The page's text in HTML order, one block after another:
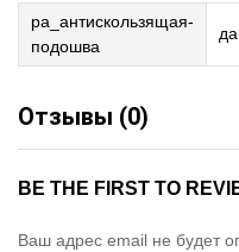
pa_антискользящая-
подошва
да
Отзывы (0)
BE THE FIRST TO
Ваш адрес email не будет